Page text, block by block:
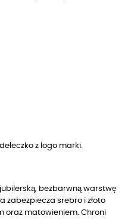
z logo marki.
bezbarwną warstwę
zabezpiecza srebro i złoto
oraz matowieniem. Chroni